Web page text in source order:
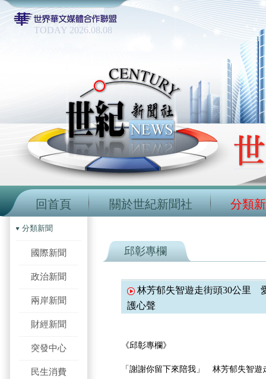
TODAY 2026.08.08
回首頁 關於世紀新聞社 分類
分類新聞
國際新聞
政治新聞
兩岸新聞
財經新聞
突發中心
民生消費
邱彰專欄
林芳郁失智遊走街頭30公里
護心聲
《邱彰專欄》
「謝謝你留下來陪我」 林芳郁失智遊